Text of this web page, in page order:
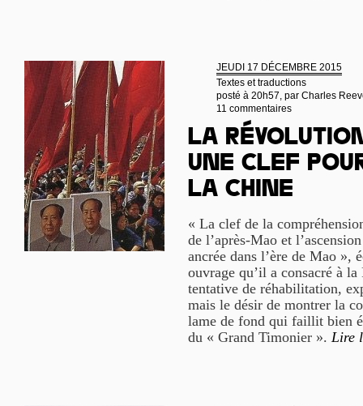
JEUDI 17 DÉCEMBRE 2015
Textes et traductions
posté à 20h57, par Charles
11 commentaires
La
une clef
la Chine
« La clef de la
de l’après-Mao et
ancrée dans l’ère de Mao »,
ouvrage qu’il a consacré à
tentative de réhabilitation,
mais le désir de montrer la
lame de fond qui faillit bien
du « Grand Timonier ». Lire